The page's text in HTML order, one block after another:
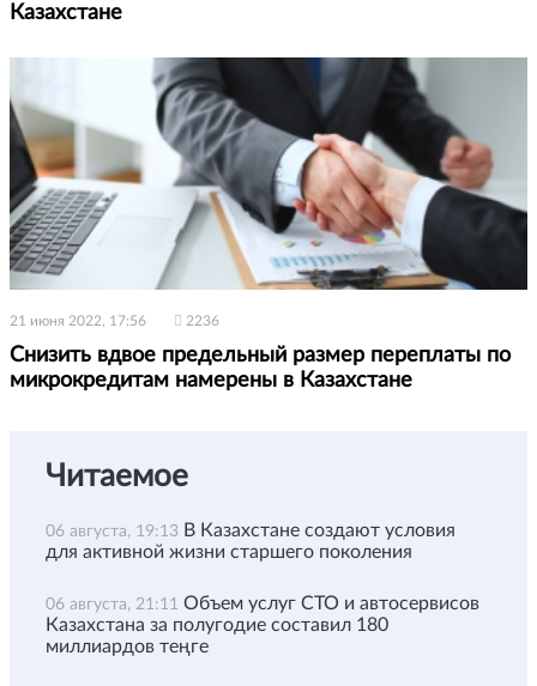
Казахстане
21 июня 2022, 17:56 2236
Снизить вдвое предельный размер переплаты по
микрокредитам намерены в Казахстане
Читаемое
06 августа, 19:13 В Казахстане создают условия
для активной жизни старшего поколения
06 августа, 21:11 Объем услуг СТО и автосервисов
Казахстана за полугодие составил 180
миллиардов теңге